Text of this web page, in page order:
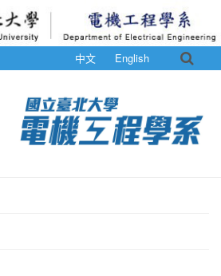
中文 English